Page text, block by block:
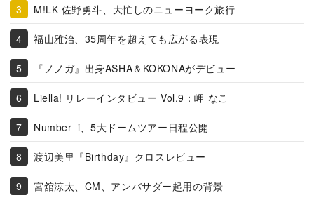
M!LK 佐野勇斗、大忙しのニューヨーク旅行
福山雅治、35周年を超えても広がる表現
『ノノガ』出身ASHA＆KOKONAがデビュー
Liella! リレーインタビュー Vol.9：岬 なこ
Number_i、5大ドームツアー日程公開
渡辺美里『Birthday』クロスレビュー
宮舘涼太、CM、アンバサダー起用の背景